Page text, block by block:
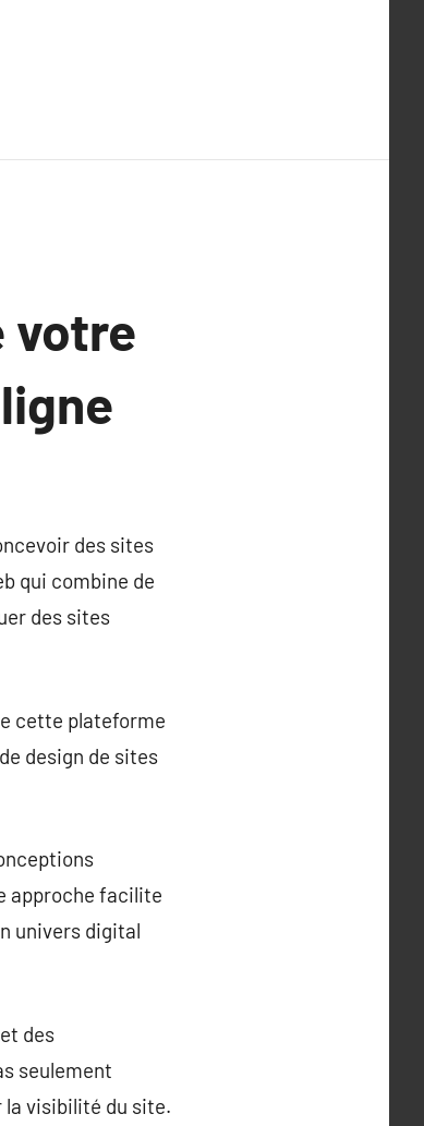
votre
des sites
qui combine de
des sites
cette plateforme
design de sites
approche facilite
univers digital
des
seulement
visibilité du site.